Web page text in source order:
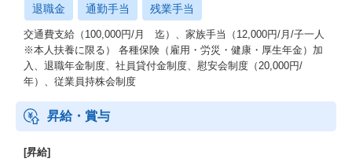
退職金 通勤手当 残業手当
交通費支給（100,000円/月 迄）、家族手当（12,000円/月/子一人
※本人扶養に限る） 各種保険（雇用・労災・健康・厚生年金）加
入、退職年金制度、社員貸付金制度、慰安会制度（20,000円/
年）、従業員持株会制度
昇給・賞与
[昇給]